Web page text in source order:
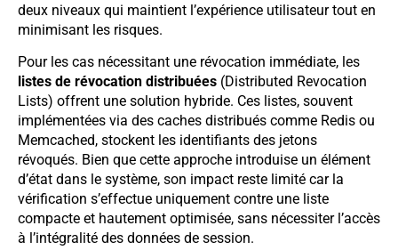
deux niveaux qui maintient l’expérience utilisateur tout en
minimisant les risques.
Pour les cas nécessitant une révocation immédiate, les
listes de révocation distribuées (Distributed Revocation
Lists) offrent une solution hybride. Ces listes, souvent
implémentées via des caches distribués comme Redis ou
Memcached, stockent les identifiants des jetons
révoqués. Bien que cette approche introduise un élément
d’état dans le système, son impact reste limité car la
vérification s’effectue uniquement contre une liste
compacte et hautement optimisée, sans nécessiter l’accès
à l’intégralité des données de session.